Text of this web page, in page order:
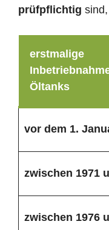
prüfpflichtig
erstmalige
Öltanks
vor dem 1.
zwischen 1971
zwischen 1976